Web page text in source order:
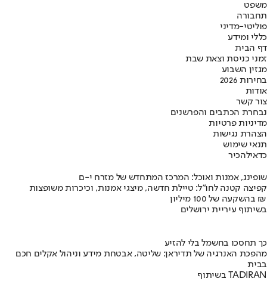
משפט
תחבורה
פוליטי-מדיני
כללי ומידע
דף הבית
זמני כניסת וצאת שבת
מגזין השבוע
בחירות 2026
אודות
צור קשר
נבחרת הכתבים והפרשנים
מדיניות פרטיות
הצהרת נגישות
תנאי שימוש
כדאילהכיר
שופינג, אמנות ואוכל: המרכז המתחדש של מזרח י-ם
קפיצה קטנה לחו"ל: טיילת חדשה, מיצגי אמנות, וכיכרות משופצות
בהשקעה של 100 מיליון ₪
בשיתוף עיריית ירושלים
כך תחסכו בחשמל בלי להזיע
מהפכת האנרגיה של תדיראן: שליטה, אבטחת מידע וניהול אקלים חכם
בבית
בשיתוף TADIRAN